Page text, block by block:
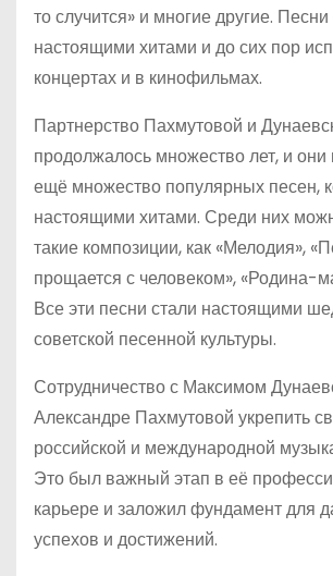
то случится» и многие другие. Песни
настоящими хитами и до сих пор
концертах и в кинофильмах.
Партнерство Пахмутовой и
продолжалось множество лет, и они
ещё множество популярных песен,
настоящими хитами. Среди них
такие композиции, как «Мелодия»,
прощается с человеком», «Родина-
Все эти песни стали настоящими
советской песенной культуры.
Сотрудничество с Максимом
Александре Пахмутовой укрепить
российской и международной
Это был важный этап в её
карьере и заложил фундамент для
успехов и достижений.